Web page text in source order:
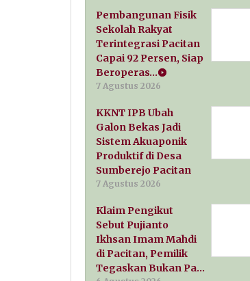
Pembangunan Fisik
Sekolah Rakyat
Terintegrasi Pacitan
Capai 92 Persen, Siap
Beroperas…
7 Agustus 2026
KKNT IPB Ubah
Galon Bekas Jadi
Sistem Akuaponik
Produktif di Desa
Sumberejo Pacitan
7 Agustus 2026
Klaim Pengikut
Sebut Pujianto
Ikhsan Imam Mahdi
di Pacitan, Pemilik
Tegaskan Bukan Pa…